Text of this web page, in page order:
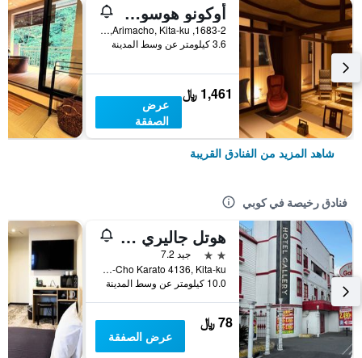
أوكونو هوسوميتشي
1683-2, Arimacho, Kita-ku, كوبي, اليابان
3.6 كيلومتر عن وسط المدينة
1,461 ﷼
عرض
الصفقة
شاهد المزيد من الفنادق القريبة
فنادق رخيصة في كوبي
هوتل جاليري - لبالغيس فقط
2 نجمتين
جيد 7.2
Arino-Cho Karato 4136, Kita-ku, كوبي, اليابان
10.0 كيلومتر عن وسط المدينة
78 ﷼
عرض الصفقة